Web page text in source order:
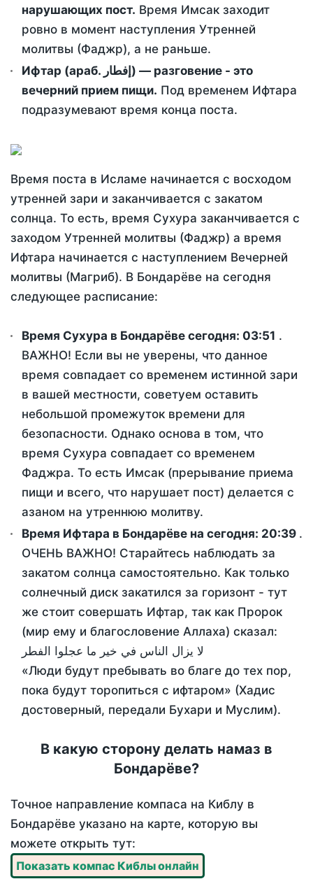
нарушающих пост. Время Имсак заходит
ровно в момент наступления Утренней
молитвы (Фаджр), а не раньше.
Ифтар (араб. إفطار) — разговение - это
вечерний прием пищи. Под временем Ифтара
подразумевают время конца поста.
Время поста в Исламе начинается с восходом
утренней зари и заканчивается с закатом
солнца. То есть, время Сухура заканчивается с
заходом Утренней молитвы (Фаджр) а время
Ифтара начинается с наступлением Вечерней
молитвы (Магриб). В Бондарёве на сегодня
следующее расписание:
Время Сухура в Бондарёве сегодня: 03:51 .
ВАЖНО! Если вы не уверены, что данное
время совпадает со временем истинной зари
в вашей местности, советуем оставить
небольшой промежуток времени для
безопасности. Однако основа в том, что
время Сухура совпадает со временем
Фаджра. То есть Имсак (прерывание приема
пищи и всего, что нарушает пост) делается с
азаном на утреннюю молитву.
Время Ифтара в Бондарёве на сегодня: 20:39 .
ОЧЕНЬ ВАЖНО! Старайтесь наблюдать за
закатом солнца самостоятельно. Как только
солнечный диск закатился за горизонт - тут
же стоит совершать Ифтар, так как Пророк
(мир ему и благословение Аллаха) сказал:
لا يزال الناس في خير ما عجلوا الفطر
«Люди будут пребывать во благе до тех пор,
пока будут торопиться с ифтаром» (Хадис
достоверный, передали Бухари и Муслим).
В какую сторону делать намаз в
Бондарёве?
Точное направление компаса на Киблу в
Бондарёве указано на карте, которую вы
можете открыть тут:
Показать компас Киблы онлайн